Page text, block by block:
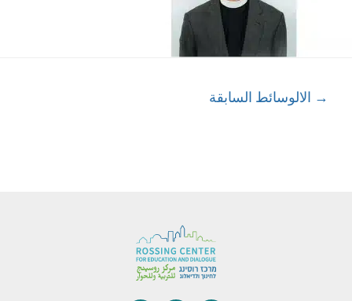
→ الالوسائط السابقة